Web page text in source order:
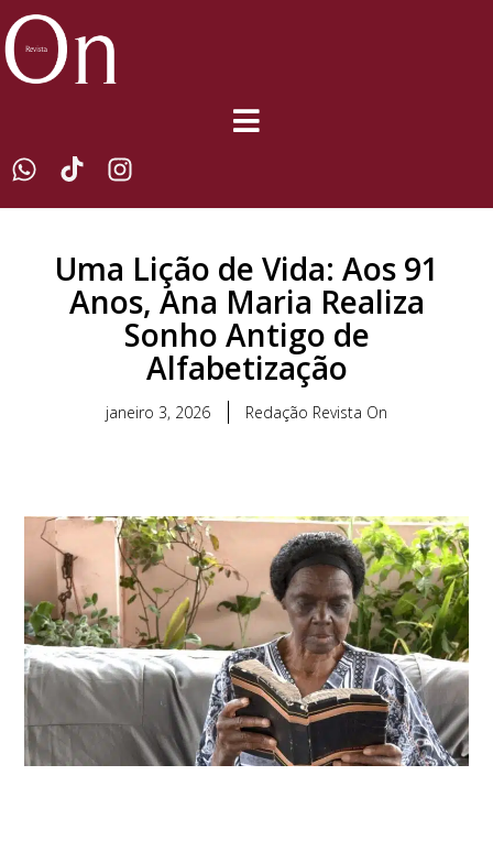
Uma Lição de Vida: Aos 91
Anos, Ana Maria Realiza
Sonho Antigo de
Alfabetização
janeiro 3, 2026 Redação Revista On